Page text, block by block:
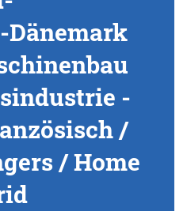
Dänemark
-
/
/ Home